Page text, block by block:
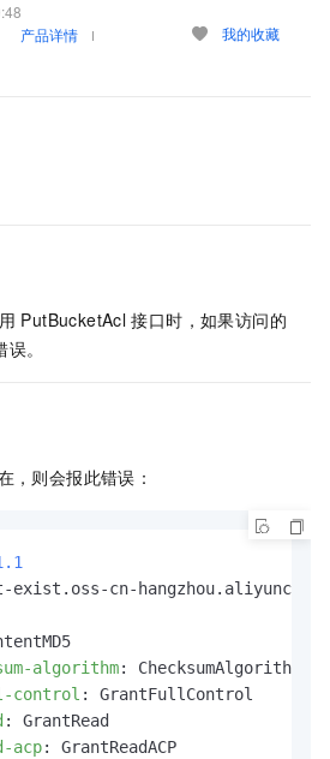
产品详情 我的收藏
PutBucketAcl 接口时，如果访问的
。
，则会报此错误：
algorithm:
control :
:
acp: